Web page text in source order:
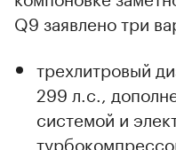
Q9 заявлено три
трехлитровый
299 л.с.,
системой и